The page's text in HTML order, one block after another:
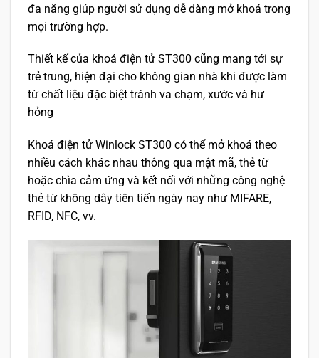
đa năng giúp người sử dụng dễ dàng mở khoá trong
mọi trường hợp.
Thiết kế của khoá điện tử ST300 cũng mang tới sự
trẻ trung, hiện đại cho không gian nhà khi được làm
từ chất liệu đặc biệt tránh va chạm, xước và hư
hỏng
Khoá điện tử Winlock ST300 có thể mở khoá theo
nhiều cách khác nhau thông qua mật mã, thẻ từ
hoặc chìa cảm ứng và kết nối với những công nghệ
thẻ từ không dây tiên tiến ngày nay như MIFARE,
RFID, NFC, vv.